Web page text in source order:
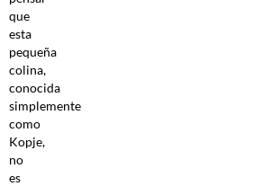
que
esta
pequeña
colina,
conocida
simplemente
como
Kopje,
no
es